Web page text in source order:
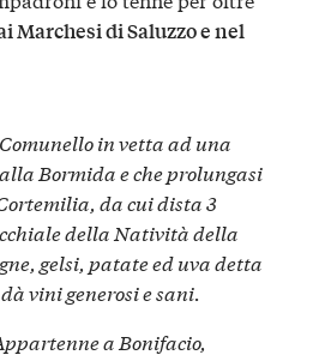
Marchesi di Saluzzo e nel
in vetta ad una
Bormidae che prolungasi
da cui dista 3
della Natività della
gelsi, patate ed uva detta
vini generosi e sani.
a Bonifacio,